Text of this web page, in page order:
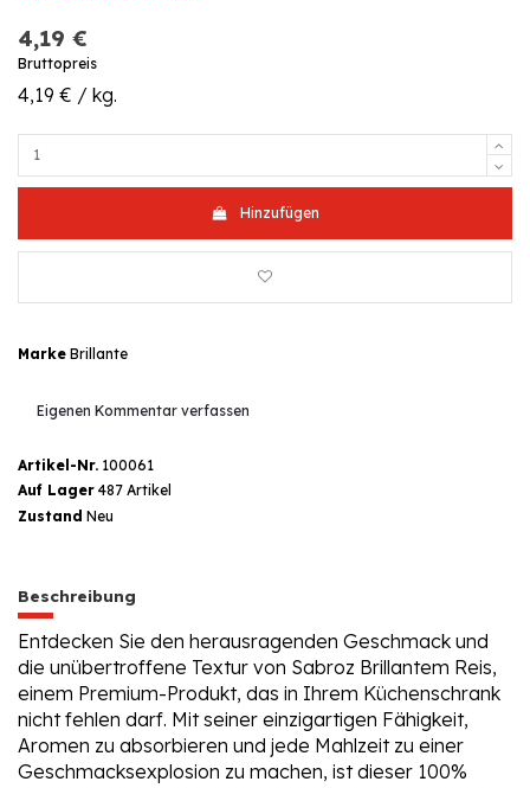
4,19 €
Bruttopreis
4,19 € / kg.
Hinzufügen
Marke Brillante
Eigenen Kommentar verfassen
Artikel-Nr. 100061
Auf Lager 487 Artikel
Zustand Neu
Beschreibung
Entdecken Sie den herausragenden Geschmack und
die unübertroffene Textur von Sabroz Brillantem Reis,
einem Premium-Produkt, das in Ihrem Küchenschrank
nicht fehlen darf. Mit seiner einzigartigen Fähigkeit,
Aromen zu absorbieren und jede Mahlzeit zu einer
Geschmacksexplosion zu machen, ist dieser 100%